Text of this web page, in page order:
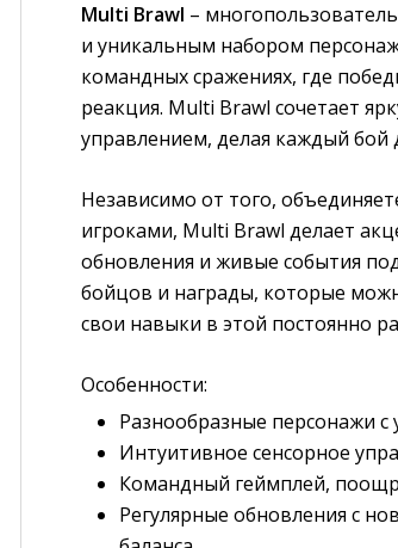
Multi Brawl –
и уникальным набором
командных сражениях, где
реакция. Multi Brawl сочетает
управлением, делая каждый бой
Независимо от того,
игроками, Multi Brawl делает
обновления и живые события
бойцов и награды, которые
свои навыки в этой постоянно
Особенности:
Разнообразные персонажи
Интуитивное сенсорное
Командный геймплей,
Регулярные обновления с